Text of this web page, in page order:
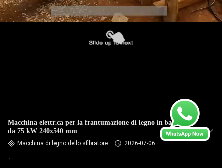
Macchina elettrica per la frantumazione di legno in bambù
da 75 kW 240x540 mm
Macchina di legno dello sfibratore 2026-07-06